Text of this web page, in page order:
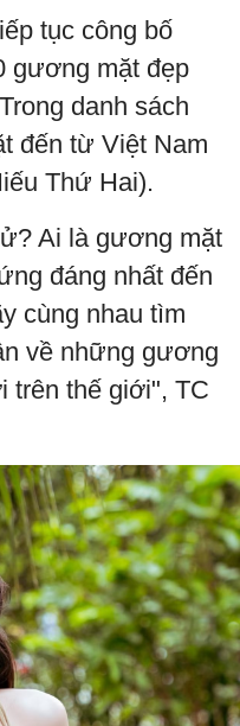
tục công bố
gương mặt đẹp
danh sách
đến từ Việt Nam
Thứ Hai).
Ai là gương mặt
đáng nhất đến
cùng nhau tìm
về những gương
trên thế giới", TC